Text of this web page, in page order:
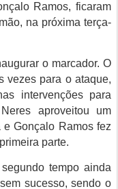
Ramos, ficaram
na próxima terça-
o marcador. O
vezes para o ataque,
intervenções para
aproveitou um
Gonçalo Ramos fez
parte.
tempo ainda
sucesso, sendo o